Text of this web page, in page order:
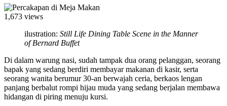
1,673 views
ilustration: Still Life Dining Table Scene in the Manner
of Bernard Buffet
Di dalam warung nasi, sudah tampak dua orang pelanggan, seorang
bapak yang sedang berdiri membayar makanan di kasir, serta
seorang wanita berumur 30-an berwajah ceria, berkaos lengan
panjang berbalut rompi hijau muda yang sedang berjalan membawa
hidangan di piring menuju kursi.